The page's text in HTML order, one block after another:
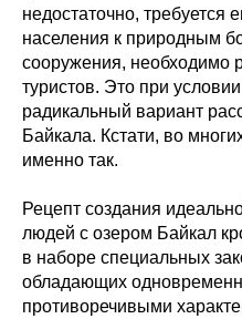
недостаточно,
населения к природным
сооружения, необходимо
туристов. Это при
радикальный вариант
Байкала. Кстати, во
именно так.
Рецепт создания
людей с озером Байкал
в наборе специальных
обладающих
противоречивыми